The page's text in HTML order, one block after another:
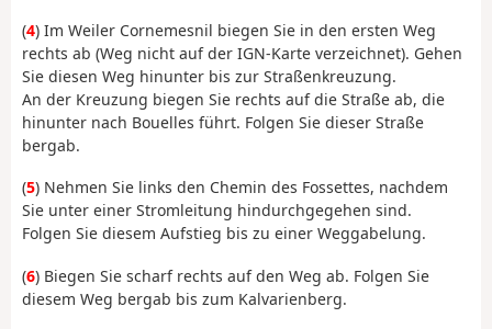
(4) Im Weiler Cornemesnil biegen Sie in den ersten Weg
rechts ab (Weg nicht auf der IGN-Karte verzeichnet). Gehen
Sie diesen Weg hinunter bis zur Straßenkreuzung.
An der Kreuzung biegen Sie rechts auf die Straße ab, die
hinunter nach Bouelles führt. Folgen Sie dieser Straße
bergab.
(5) Nehmen Sie links den Chemin des Fossettes, nachdem
Sie unter einer Stromleitung hindurchgegehen sind.
Folgen Sie diesem Aufstieg bis zu einer Weggabelung.
(6) Biegen Sie scharf rechts auf den Weg ab. Folgen Sie
diesem Weg bergab bis zum Kalvarienberg.